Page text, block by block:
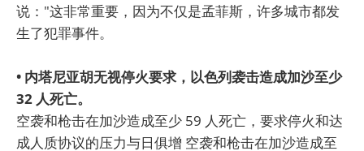
说："这非常重要，因为不仅是孟菲斯，许多城市都发
生了犯罪事件。
• 内塔尼亚胡无视停火要求，以色列袭击造成加沙至少
32 人死亡。
空袭和枪击在加沙造成至少 59 人死亡，要求停火和达
成人质协议的压力与日俱增 空袭和枪击在加沙造成至